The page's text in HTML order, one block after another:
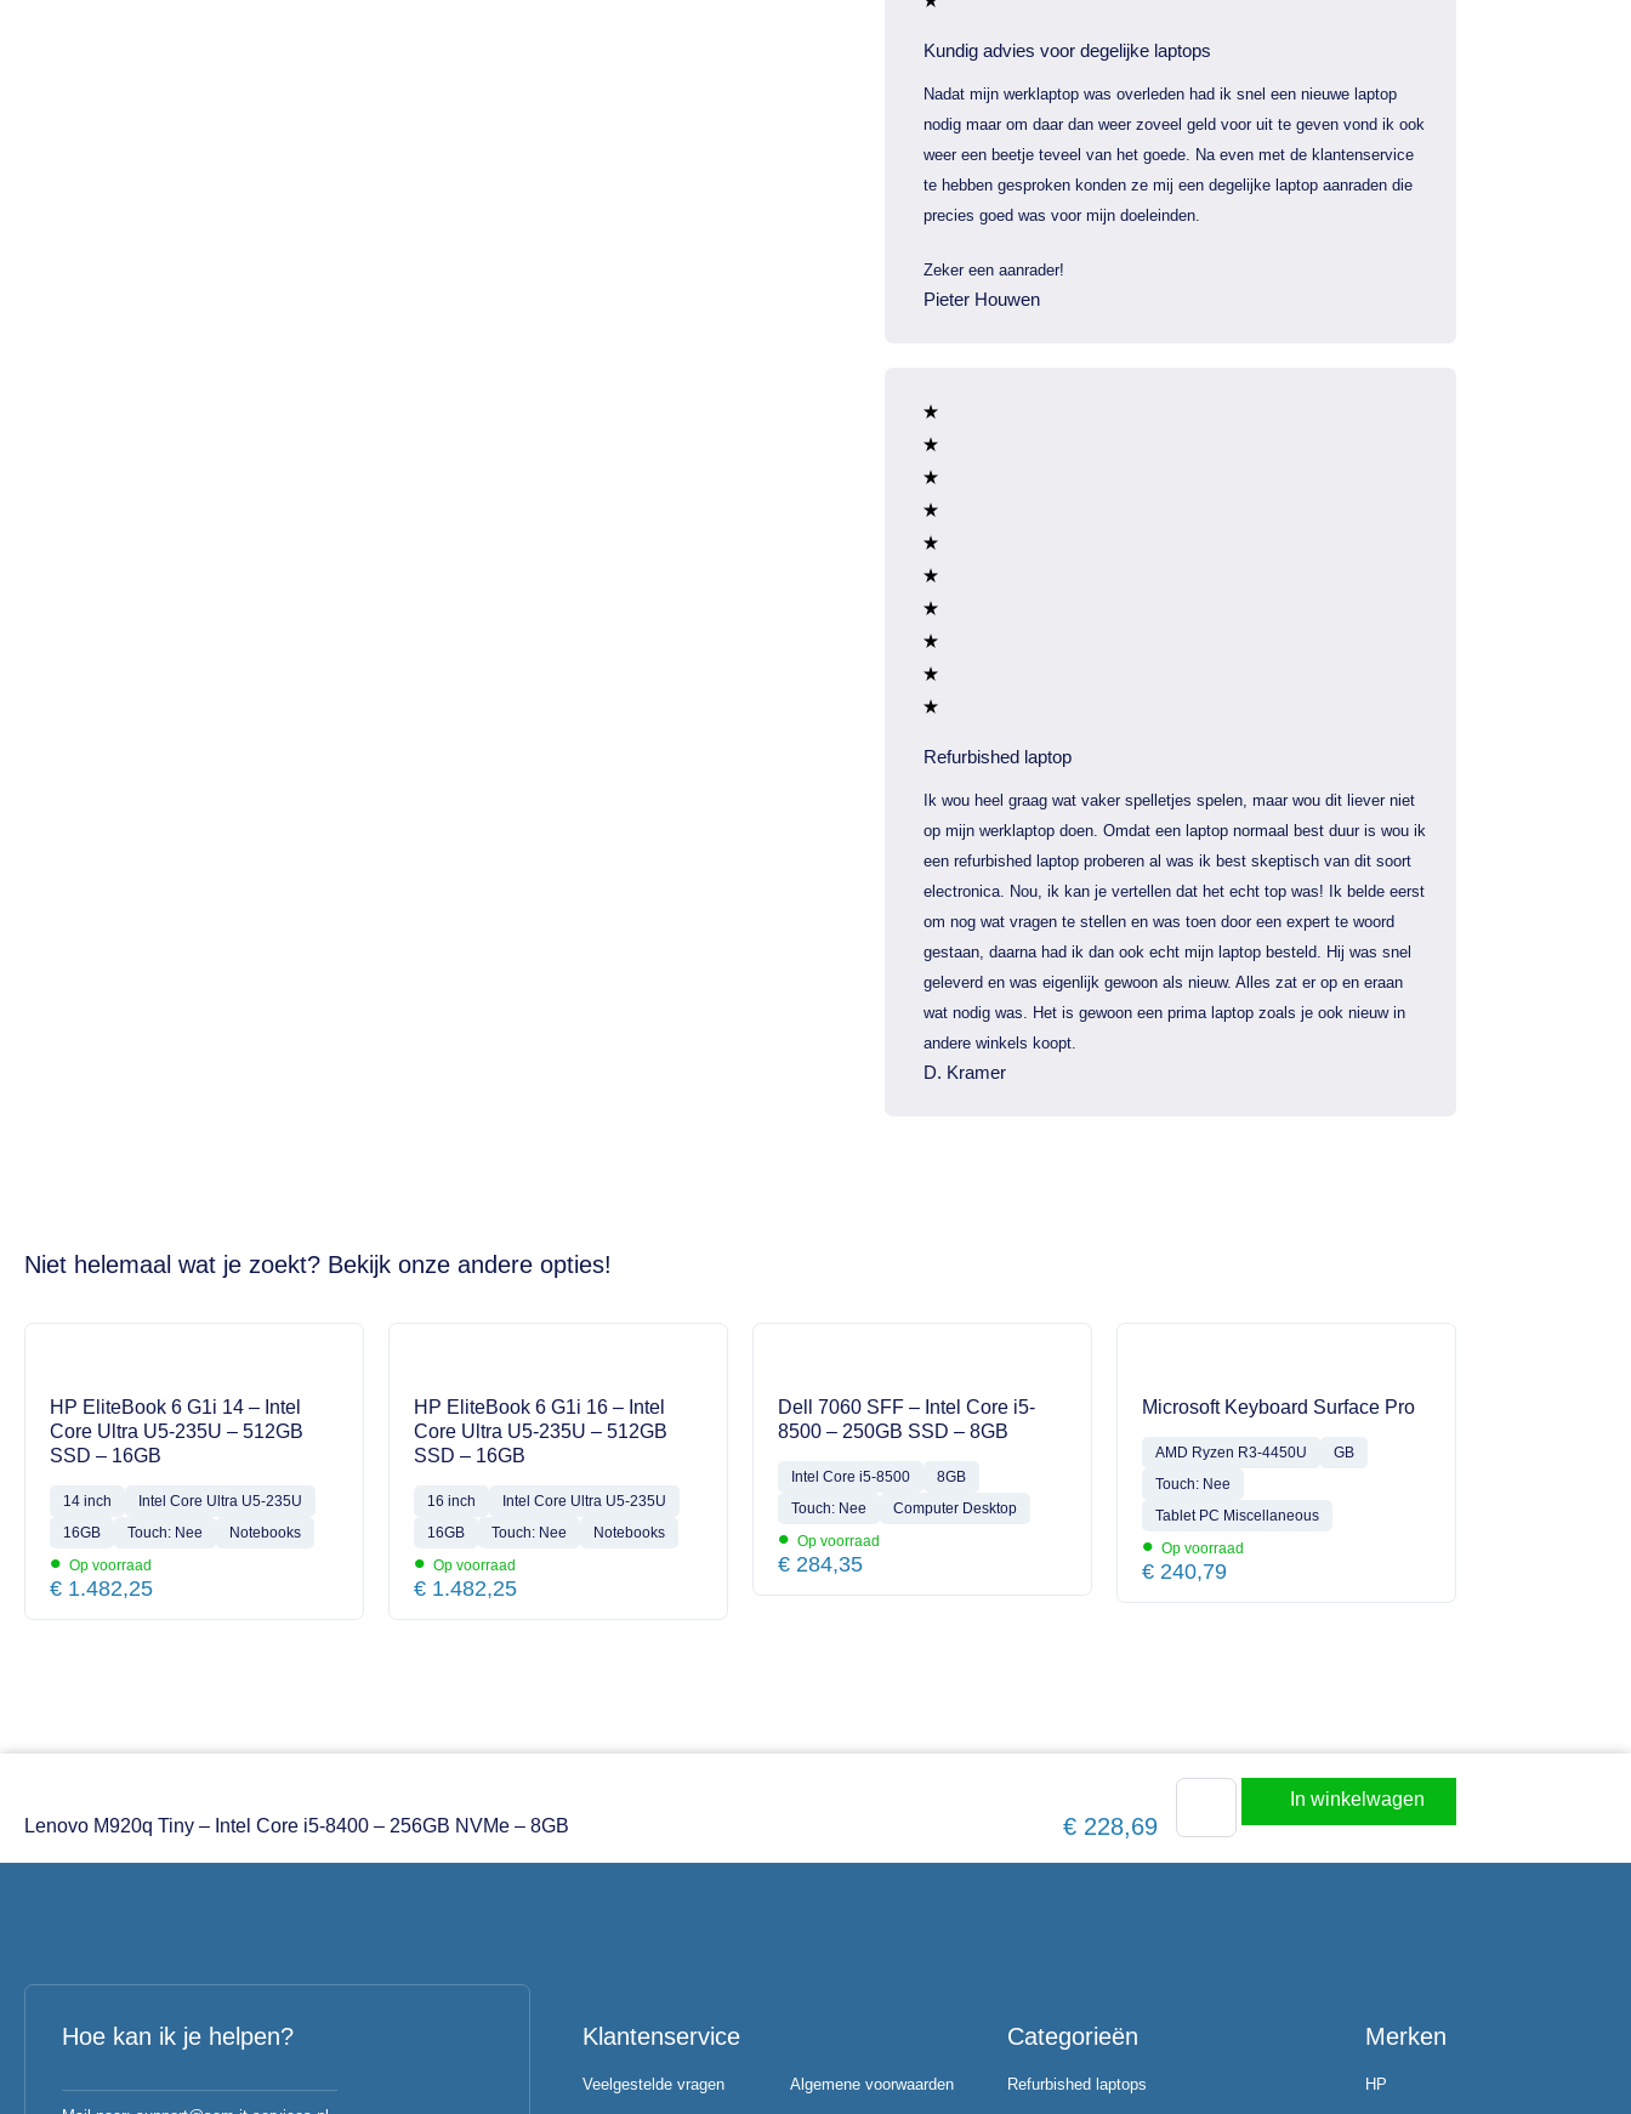
Kundig advies voor degelijke laptops
Nadat mijn werklaptop was overleden had ik snel een nieuwe laptop
nodig maar om daar dan weer zoveel geld voor uit te geven vond ik ook
weer een beetje teveel van het goede. Na even met de klantenservice
te hebben gesproken konden ze mij een degelijke laptop aanraden die
precies goed was voor mijn doeleinden.
Zeker een aanrader!
Pieter Houwen
Refurbished laptop
Ik wou heel graag wat vaker spelletjes spelen, maar wou dit liever niet
op mijn werklaptop doen. Omdat een laptop normaal best duur is wou ik
een refurbished laptop proberen al was ik best skeptisch van dit soort
electronica. Nou, ik kan je vertellen dat het echt top was! Ik belde eerst
om nog wat vragen te stellen en was toen door een expert te woord
gestaan, daarna had ik dan ook echt mijn laptop besteld. Hij was snel
geleverd en was eigenlijk gewoon als nieuw. Alles zat er op en eraan
wat nodig was. Het is gewoon een prima laptop zoals je ook nieuw in
andere winkels koopt.
D. Kramer
Niet helemaal wat je zoekt? Bekijk onze andere opties!
HP EliteBook 6 G1i 14 – Intel
Core Ultra U5-235U – 512GB
SSD – 16GB
14 inch
Intel Core Ultra U5-235U
16GB
Touch: Nee Notebooks
• Op voorraad
€ 1.482,25
HP EliteBook 6 G1i 16 – Intel
Core Ultra U5-235U – 512GB
SSD – 16GB
16 inch
Intel Core Ultra U5-235U
16GB
Touch: Nee Notebooks
• Op voorraad
€ 1.482,25
Dell 7060 SFF – Intel Core i5-
8500 – 250GB SSD – 8GB
Intel Core i5-8500
8GB
Touch: Nee
Computer Desktop
• Op voorraad
€ 284,35
Microsoft Keyboard Surface Pro
AMD Ryzen R3-4450U
GB
Touch: Nee
Tablet PC Miscellaneous
• Op voorraad
€ 240,79
Lenovo M920q Tiny – Intel Core i5-8400 – 256GB NVMe – 8GB € 228,69
In winkelwagen
Hoe kan ik je helpen? Klantenservice
Veelgestelde vragen Algemene voorwaarden
Categorieën
Refurbished laptops
Merken
HP